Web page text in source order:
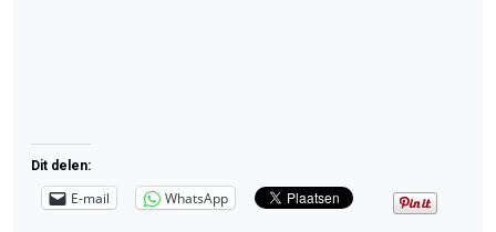
Dit delen:
E-mail WhatsApp